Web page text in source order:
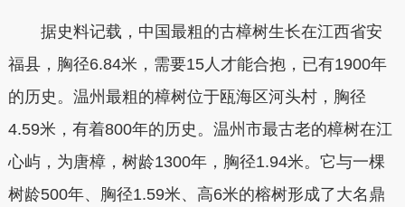
据史料记载，中国最粗的古樟树生长在江西省安
福县，胸径6.84米，需要15人才能合抱，已有1900年
的历史。温州最粗的樟树位于瓯海区河头村，胸径
4.59米，有着800年的历史。温州市最古老的樟树在江
心屿，为唐樟，树龄1300年，胸径1.94米。它与一棵
树龄500年、胸径1.59米、高6米的榕树形成了大名鼎